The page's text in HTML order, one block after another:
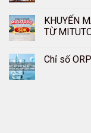
KHUYẾN
TỪ
Chỉ số